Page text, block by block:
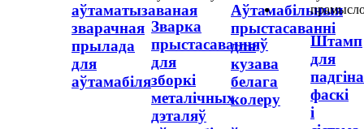
аўтаматызаваная
зварачная
прылада
для
аўтамабіля
Зварка
прыстасаванняў
для
зборкі
металічных
дэталяў
Аўтамабільныя
прыстасаванні
для
кузава
белага
колеру
Штамп
для
фаскі
і